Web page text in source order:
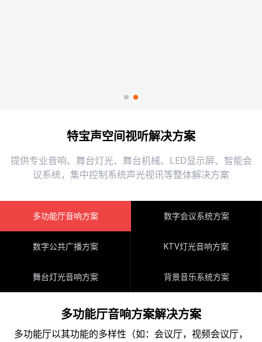
特宝声空间视听解决方案
提供专业音响、舞台灯光、舞台机械、LED显示屏、智能会
议系统，集中控制系统声光视讯等整体解决方案
多功能厅音响方案 数字会议系统方案
数字公共广播方案 KTV灯光音响方案
舞台灯光音响方案 背景音乐系统方案
多功能厅音响方案解决方案
多功能厅以其功能的多样性（如：会议厅，视频会议厅，